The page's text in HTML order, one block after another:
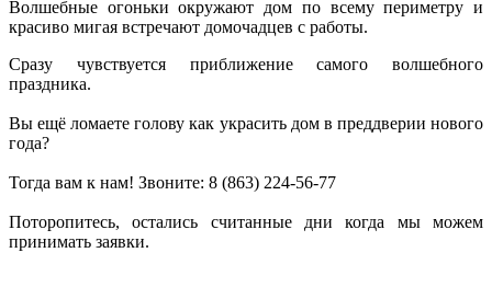
Волшебные огоньки окружают дом по всему периметру и
красиво мигая встречают домочадцев с работы.
Сразу чувствуется приближение самого волшебного
праздника.
Вы ещё ломаете голову как украсить дом в преддверии нового
года?
Тогда вам к нам! Звоните: 8 (863) 224-56-77
Поторопитесь, остались считанные дни когда мы можем
принимать заявки.